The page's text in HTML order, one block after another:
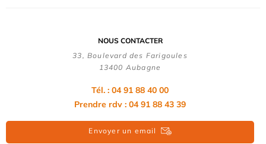
NOUS CONTACTER
33, Boulevard des Farigoules
13400 Aubagne
Tél. : 04 91 88 40 00
Prendre rdv : 04 91 88 43 39
Envoyer un email